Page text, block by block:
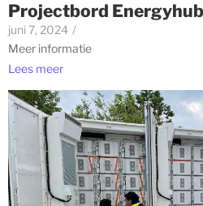
Projectbord
juni 7, 2024 /
Meer informatie
Lees meer